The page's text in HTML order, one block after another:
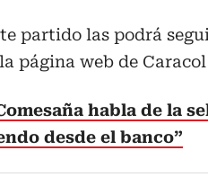
partido las podrá
página web de
habla de la
desde el banco”